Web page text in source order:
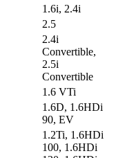
1.6i, 2.4i
2.5
2.4i
Convertible,
2.5i
Convertible
1.6 VTi
1.6D, 1.6HDi
90, EV
1.2Ti, 1.6HDi
100, 1.6HDi